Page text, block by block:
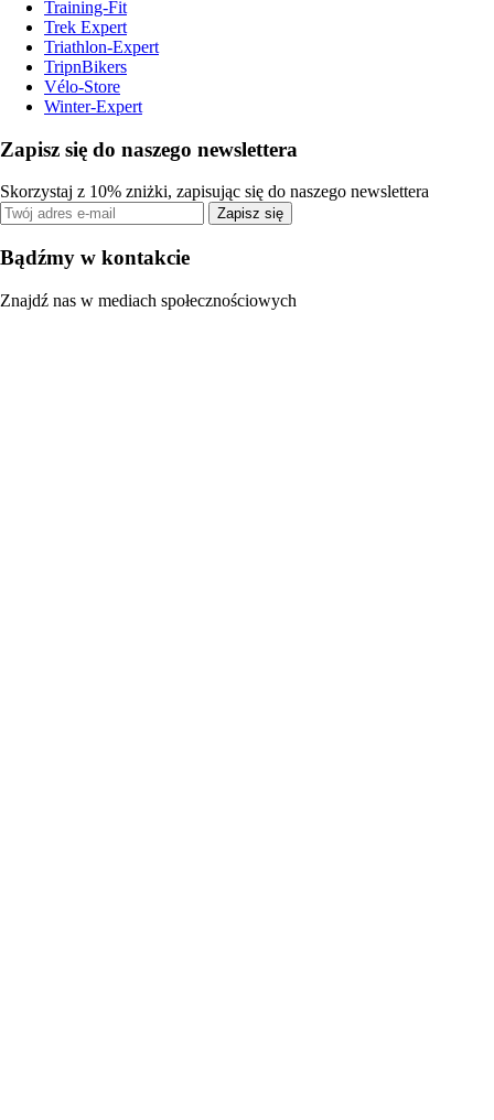
Training-Fit
Trek Expert
Triathlon-Expert
TripnBikers
Vélo-Store
Winter-Expert
Zapisz się do naszego newslettera
Skorzystaj z 10% zniżki, zapisując się do naszego newslettera
Zapisz się
Bądźmy w kontakcie
Znajdź nas w mediach społecznościowych